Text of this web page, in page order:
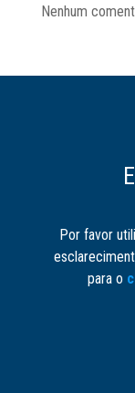
Nenhum
Por favor
para o